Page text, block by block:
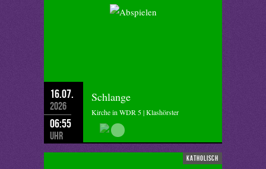
16.07.
2026
06:55
Uhr
Schlange
Kirche in WDR 5 | Klashörster
katholisch